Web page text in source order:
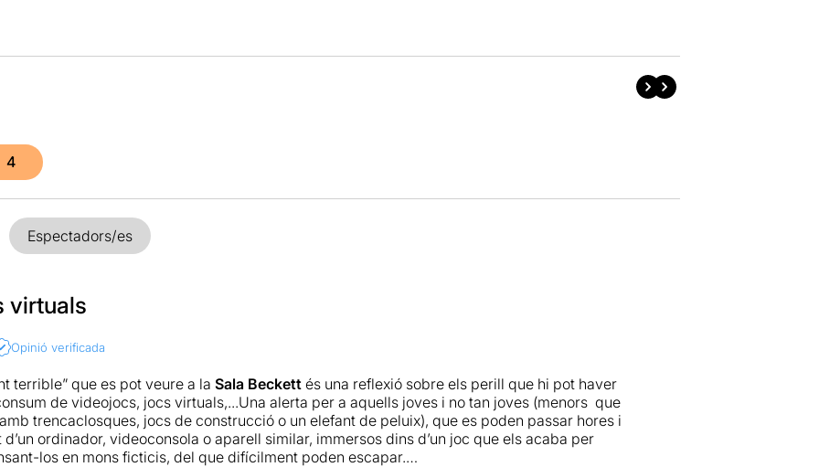
4
Espectadors/es
virtuals
Opinió verificada
terrible” que es pot veure a la Sala Beckettés una reflexió sobre els perill que hi pot haver
de videojocs, jocs virtuals,...Una alerta per a aquells joves i no tan joves (menors que
trencaclosques, jocs de construcció o un elefant de peluix), que es poden passar hores i
ordinador, videoconsola o aparell similar, immersos dins d’un joc que els acaba per
los en mons ficticis, del que difícilment poden escapar.